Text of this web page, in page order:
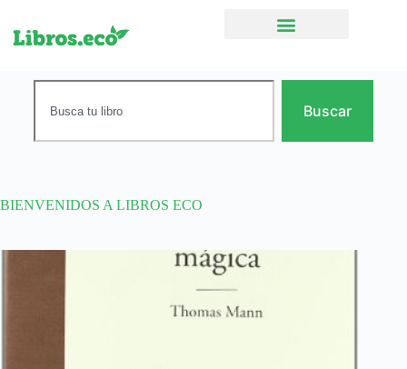
Buscar
BIENVENIDOS A LIBROS ECO